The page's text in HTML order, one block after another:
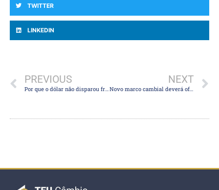
TWITTER
LINKEDIN
PREVIOUS
Por que o dólar não disparou frente ao real apesar do conturbado noticiário político?
NEXT
Novo marco cambial deverá oferecer ganho operacional a empresas de comércio exterior